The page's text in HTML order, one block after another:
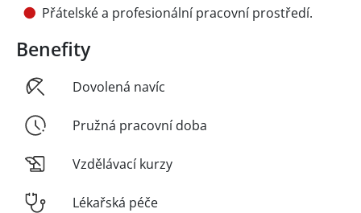
Přátelské a profesionální pracovní prostředí.
Benefity
Dovolená navíc
Pružná pracovní doba
Vzdělávací kurzy
Lékařská péče